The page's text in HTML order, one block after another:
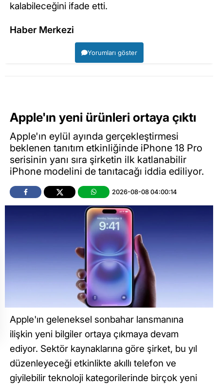
kalabileceğini ifade etti.
Haber Merkezi
Yorumları göster
Apple'ın yeni ürünleri ortaya çıktı
Apple'ın eylül ayında gerçekleştirmesi
beklenen tanıtım etkinliğinde iPhone 18 Pro
serisinin yanı sıra şirketin ilk katlanabilir
iPhone modelini de tanıtacağı iddia ediliyor.
2026-08-08 04:00:14
Apple'ın geleneksel sonbahar lansmanına
ilişkin yeni bilgiler ortaya çıkmaya devam
ediyor. Sektör kaynaklarına göre şirket, bu yıl
düzenleyeceği etkinlikte akıllı telefon ve
giyilebilir teknoloji kategorilerinde birçok yeni